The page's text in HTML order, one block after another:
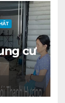
cư